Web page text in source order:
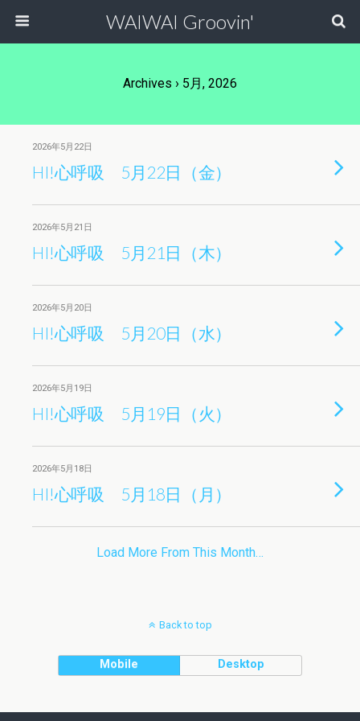
WAIWAI Groovin'
Archives › 5月, 2026
2026年5月22日
HI!心呼吸 5月22日（金）
2026年5月21日
HI!心呼吸 5月21日（木）
2026年5月20日
HI!心呼吸 5月20日（水）
2026年5月19日
HI!心呼吸 5月19日（火）
2026年5月18日
HI!心呼吸 5月18日（月）
Load More From This Month…
Back to top
Mobile Desktop